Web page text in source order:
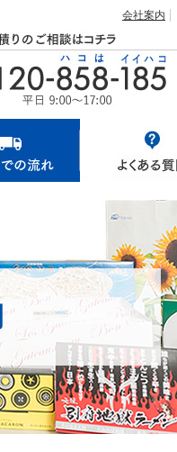
会社案内